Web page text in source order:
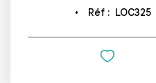
Réf : LOC325